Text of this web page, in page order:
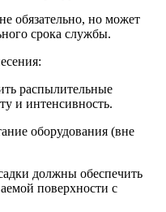
обязательно, но может
срока службы.
распылительные
и интенсивность.
оборудования (вне
должны обеспечить
поверхности с